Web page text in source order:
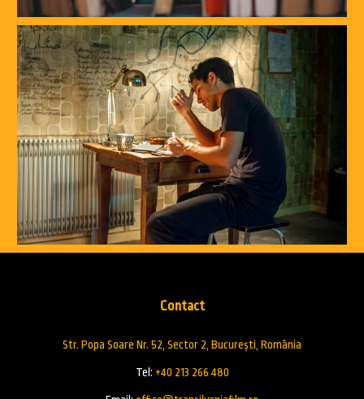
Contact
Str. Popa Soare Nr. 52, Sector 2, București, România
Tel: +40 213 266 480